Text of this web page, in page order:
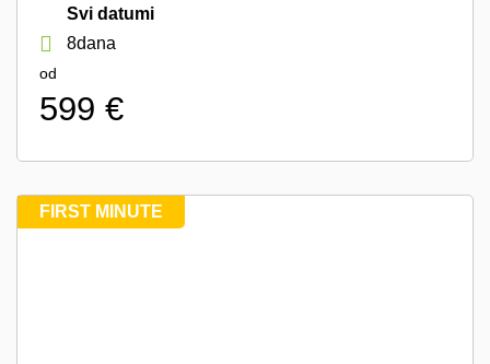
Svi datumi
8dana
od
599 €
FIRST MINUTE